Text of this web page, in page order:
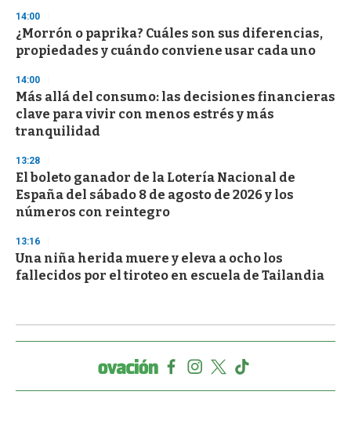
14:00
¿Morrón o paprika? Cuáles son sus diferencias,
propiedades y cuándo conviene usar cada uno
14:00
Más allá del consumo: las decisiones financieras
clave para vivir con menos estrés y más
tranquilidad
13:28
El boleto ganador de la Lotería Nacional de
España del sábado 8 de agosto de 2026 y los
números con reintegro
13:16
Una niña herida muere y eleva a ocho los
fallecidos por el tiroteo en escuela de Tailandia